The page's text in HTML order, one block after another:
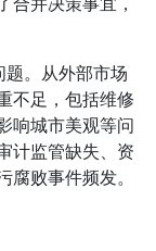
。从外部市场
不足，包括维修
响城市美观等问
计监管缺失、资
败事件频发。